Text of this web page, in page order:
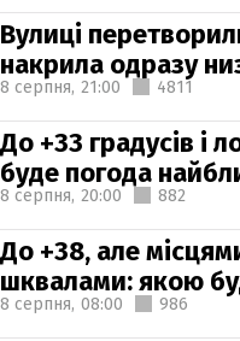
Вулиці
накрила одразу
8 серпня, 21:00 4811
До +33 градусів і
буде погода
8 серпня, 20:00 882
До +38, але
шквалами: якою
8 серпня, 08:00 986